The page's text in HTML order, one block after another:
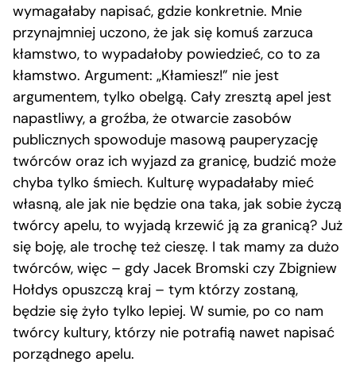
wymagałaby napisać, gdzie konkretnie. Mnie
przynajmniej uczono, że jak się komuś zarzuca
kłamstwo, to wypadałoby powiedzieć, co to za
kłamstwo. Argument: „Kłamiesz!” nie jest
argumentem, tylko obelgą. Cały zresztą apel jest
napastliwy, a groźba, że otwarcie zasobów
publicznych spowoduje masową pauperyzację
twórców oraz ich wyjazd za granicę, budzić może
chyba tylko śmiech. Kulturę wypadałaby mieć
własną, ale jak nie będzie ona taka, jak sobie życzą
twórcy apelu, to wyjadą krzewić ją za granicą? Już
się boję, ale trochę też cieszę. I tak mamy za dużo
twórców, więc – gdy Jacek Bromski czy Zbigniew
Hołdys opuszczą kraj – tym którzy zostaną,
będzie się żyło tylko lepiej. W sumie, po co nam
twórcy kultury, którzy nie potrafią nawet napisać
porządnego apelu.